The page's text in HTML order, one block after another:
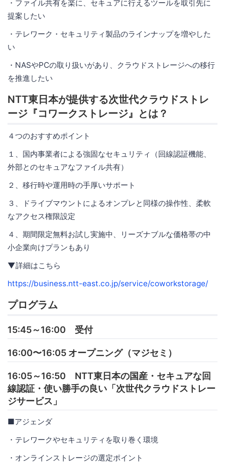
・ファイル共有を楽に、セキュアに行えるツールを取引先に
提案したい
・テレワーク・セキュリティ製品のラインナップを増やした
い
・NASやPCの取り扱いがあり、クラウドストレージへの移行
を推進したい
NTT東日本が提供する次世代クラウドストレ
ージ『コワークストレージ』とは？
４つのおすすめポイント
１、国内事業者による強固なセキュリティ（回線認証機能、
外部とのセキュアなファイル共有）
２、移行時や運用時の手厚いサポート
３、ドライブマウントによるオンプレと同様の操作性、柔軟
なアクセス権限設定
４、期間限定無料お試し実施中、リーズナブルな価格帯の中
小企業向けプランもあり
▼詳細はこちら
https://business.ntt-east.co.jp/service/coworkstorage/
プログラム
15:45～16:00 受付
16:00〜16:05 オープニング（マジセミ）
16:05～16:50 NTT東日本の国産・セキュアな回
線認証・使い勝手の良い「次世代クラウドストレー
ジサービス」
■アジェンダ
・テレワークやセキュリティを取り巻く環境
・オンラインストレージの選定ポイント